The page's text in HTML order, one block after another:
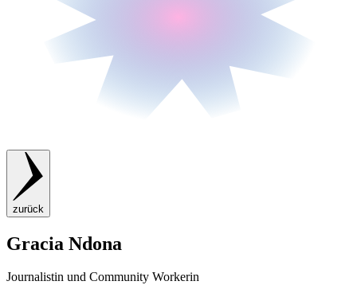
zurück
Gracia Ndona
Journalistin und Community Workerin